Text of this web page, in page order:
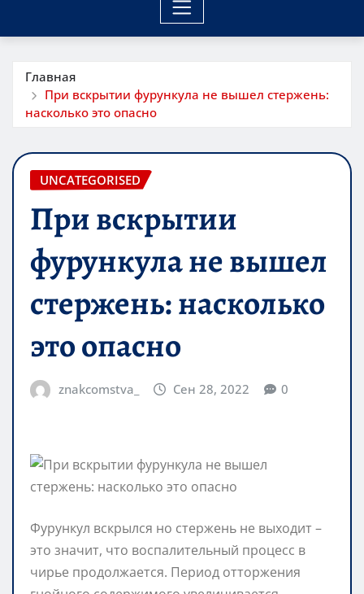
Главная
При вскрытии фурункула не вышел стержень:
насколько это опасно
UNCATEGORISED
При вскрытии
фурункула не вышел
стержень: насколько
это опасно
znakcomstva_ Сен 28, 2022 0
Фурункул вскрылся но стержень не выходит –
это значит, что воспалительный процесс в
чирье продолжается. Период отторжения